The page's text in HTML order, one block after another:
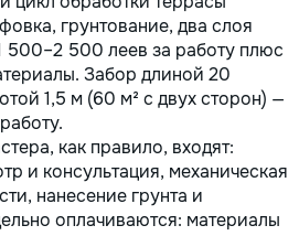
грунтование, два слоя
500–2 500 леев за работу плюс
Забор длиной 20
1,5 м (60 м² с двух сторон) —
как правило, входят:
и консультация, механическая
нанесение грунта и
оплачиваются: материалы